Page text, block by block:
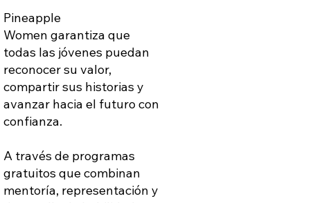
Pineapple
Women garantiza que
todas las jóvenes puedan
reconocer su valor,
compartir sus historias y
avanzar hacia el futuro con
confianza.
A través de programas
gratuitos que combinan
mentoría, representación y